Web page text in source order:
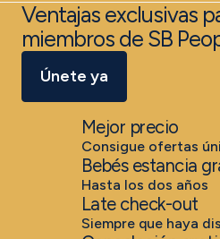
Ventajas exclusivas
miembros de SB
Únete ya
Mejor precio
Consigue ofertas
Bebés estancia
Hasta los dos años
Late check-out
Siempre que haya